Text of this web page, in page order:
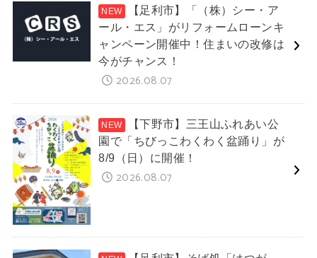
【足利市】「（株）シー・ア
ール・エス」がリフォームローンキ
ャンペーン開催中！住まいの改修は
今がチャンス！
2026.08.07
【下野市】三王山ふれあい公
園で「ちびっこわくわく盆踊り」が
8/9（日）に開催！
2026.08.07